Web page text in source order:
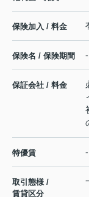
保険加入 / 料金
保険名 / 保険期間
保証会社 / 料金
特優賃 -
取引態様 /
賃貸区分